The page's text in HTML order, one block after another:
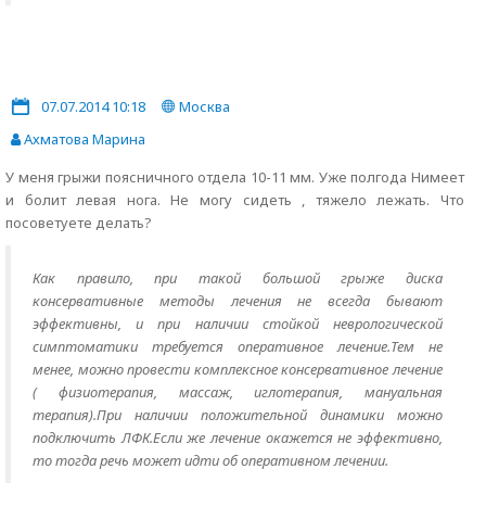
07.07.2014 10:18
Москва
Ахматова Марина
У меня грыжи поясничного отдела 10-11 мм. Уже полгода Нимеет
и болит левая нога. Не могу сидеть , тяжело лежать. Что
посоветуете делать?
Как правило, при такой большой грыже диска
консервативные методы лечения не всегда бывают
эффективны, и при наличии стойкой неврологической
симптоматики требуется оперативное лечение.Тем не
менее, можно провести комплексное консервативное лечение
( физиотерапия, массаж, иглотерапия, мануальная
терапия).При наличии положительной динамики можно
подключить ЛФК.Если же лечение окажется не эффективно,
то тогда речь может идти об оперативном лечении.